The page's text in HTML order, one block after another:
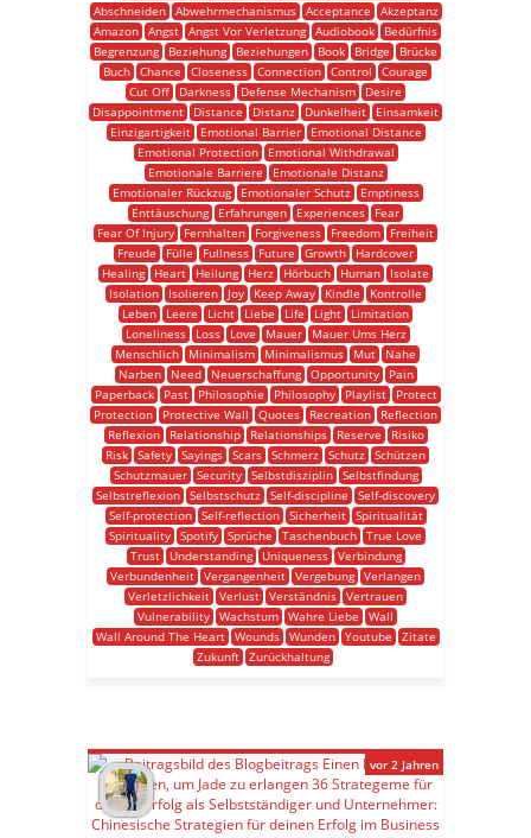
Abschneiden
Abwehrmechanismus Acceptance
Akzeptanz
Amazon Angst Angst Vor Verletzung Audiobook
Bedürfnis
Begrenzung
Beziehung Beziehungen Book Bridge
Brücke
Buch Chance Closeness Connection Control
Courage
Cut Off
Darkness Defense Mechanism
Desire
Disappointment
Distance Distanz Dunkelheit
Einsamkeit
Einzigartigkeit
Emotional Barrier
Emotional Distance
Emotional Protection
Emotional Withdrawal
Emotionale Barriere
Emotionale Distanz
Emotionaler Rückzug
Emotionaler Schutz
Emptiness
Enttäuschung
Erfahrungen Experiences
Fear
Fear Of Injury
Fernhalten Forgiveness Freedom
Freiheit
Freude
Fülle Fullness Future Growth
Hardcover
Healing
Heart Heilung Herz Hörbuch Human
Isolate
Isolation
Isolieren Joy Keep Away Kindle
Kontrolle
Leben
Leere Licht Liebe Life Light
Limitation
Loneliness
Loss Love Mauer
Mauer Ums Herz
Menschlich
Minimalism Minimalismus Mut
Nahe
Narben
Need Neuerschaffung Opportunity
Pain
Paperback
Past Philosophie Philosophy Playlist
Protect
Protection
Protective Wall Quotes Recreation
Reflection
Reflexion
Relationship Relationships Reserve
Risiko
Risk Safety Sayings Scars Schmerz Schutz Schützen
Schutzmauer
Security Selbstdisziplin
Selbstfindung
Selbstreflexion Selbstschutz Self-discipline
Self-discovery
Self-protection
Self-reflection Sicherheit
Spiritualität
Spirituality Spotify Sprüche Taschenbuch True Love
Trust
Understanding Uniqueness
Verbindung
Verbundenheit Vergangenheit Vergebung Verlangen
Verletzlichkeit Verlust Verständnis Vertrauen
Vulnerability Wachstum Wahre Liebe
Wall
Wall Around The Heart
Wounds Wunden Youtube
Zitate
Zukunft
Zurückhaltung
vor 2 Jahren